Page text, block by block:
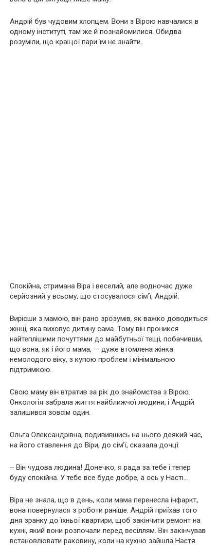
Андрій був чудовим хлопцем. Вони з Вірою навчалися в
одному інституті, там же й познайомилися. Обидва
розуміли, що кращої пари їм не знайти.
Спокійна, стримана Віра і веселий, але водночас дуже
серйозний у всьому, що стосувалося сім’ї, Андрій.
Вирісши з мамою, він рано зрозумів, як важко доводиться
жінці, яка виховує дитину сама. Тому він проникся
найтеплішими почуттями до майбутньої тещі, побачивши,
що вона, як і його мама, — дуже втомлена жінка
немолодого віку, з купою проблем і мінімальною
підтримкою.
Свою маму він втратив за рік до знайомства з Вірою.
Онкологія забрала життя найближчої людини, і Андрій
залишився зовсім один.
Ольга Олександрівна, подивившись на нього деякий час,
на його ставлення до Віри, до сім’ї, сказала дочці:
– Він чудова людина! Донечко, я рада за тебе і тепер
буду спокійна. У тебе все буде добре, а ось у Насті…
Віра не знала, що в день, коли мама перенесла інфаркт,
вона повернулася з роботи раніше. Андрій приїхав того
дня зранку до їхньої квартири, щоб закінчити ремонт на
кухні, який вони розпочали перед весіллям. Він закінчував
встановлювати раковину, коли на кухню зайшла Настя.